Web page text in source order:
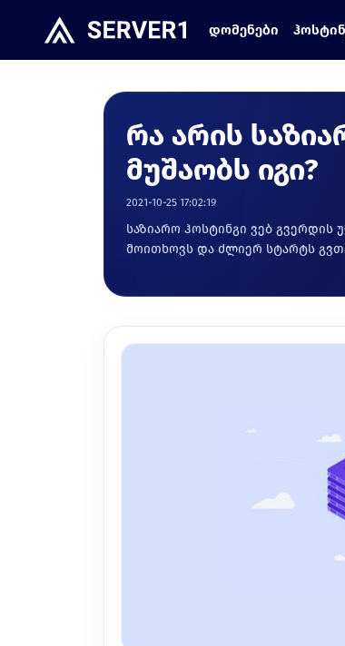
დომენები
რა არის
მუშაობს იგი?
2021-10-25 17:02:19
საზიარო ჰოსტინგი ვებ
მოითხოვს და ძლიერ სტარტს